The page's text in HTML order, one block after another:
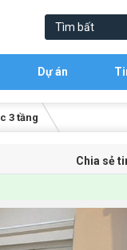
Dự án
3 tầng
Chia sẻ